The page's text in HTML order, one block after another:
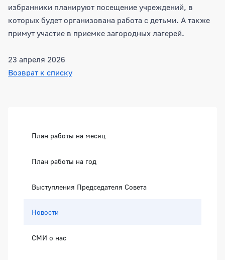
избранники планируют посещение учреждений, в
которых будет организована работа с детьми. А также
примут участие в приемке загородных лагерей.
23 апреля 2026
Возврат к списку
План работы на месяц
План работы на год
Выступления Председателя Совета
Новости
СМИ о нас